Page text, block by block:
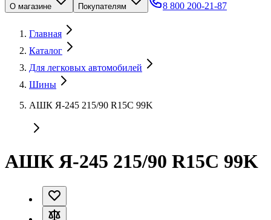
О магазине Покупателям 8 800 200-21-87
Главная
Каталог
Для легковых автомобилей
Шины
АШК Я-245 215/90 R15C 99K
АШК Я-245 215/90 R15C 99K